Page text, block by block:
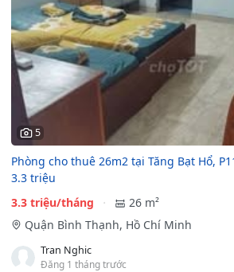
5
Phòng cho thuê 26m2 tại Tăng Bạt Hổ,
3.3 triệu
3.3 triệu/tháng
26 m²
Quận Bình Thạnh, Hồ Chí Minh
Tran Nghic
Đăng 1 tháng trước